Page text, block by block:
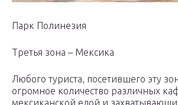
Парк Полинезия
Третья зона – Мексика
Любого туриста, посетившего эту
огромное количество различных
мексиканской едой и